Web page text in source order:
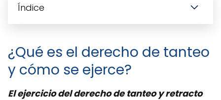
Índice
¿Qué es el derecho de tanteo
y cómo se ejerce?
El ejercicio del derecho de tanteo y retracto